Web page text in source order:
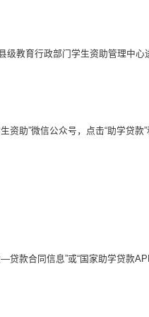
教育行政部门学生资助管理中心
助”微信公众号，点击“助学贷款”
款合同信息”或“国家助学贷款